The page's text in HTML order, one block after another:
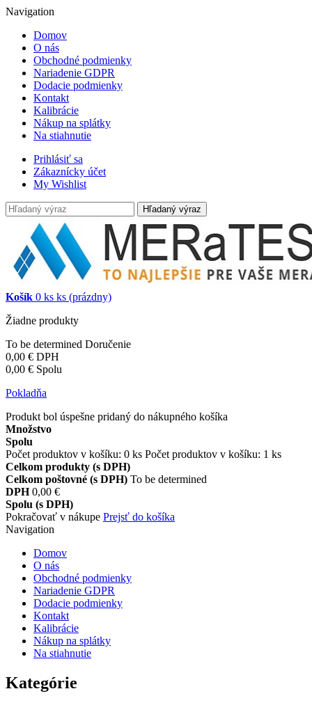
Navigation
Domov
O nás
Obchodné podmienky
Nariadenie GDPR
Dodacie podmienky
Kontakt
Kalibrácie
Nákup na splátky
Na stiahnutie
Prihlásiť sa
Zákaznícky účet
My Wishlist
Hľadaný výraz
Košík 0 ks ks (prázdny)
Žiadne produkty
To be determined Doručenie
0,00 € DPH
0,00 € Spolu
Pokladňa
Produkt bol úspešne pridaný do nákupného košíka
Množstvo
Spolu
Počet produktov v košíku: 0 ks Počet produktov v košíku: 1 ks
Celkom produkty (s DPH)
Celkom poštovné (s DPH) To be determined
DPH 0,00 €
Spolu (s DPH)
Pokračovať v nákupe Prejsť do košíka
Navigation
Domov
O nás
Obchodné podmienky
Nariadenie GDPR
Dodacie podmienky
Kontakt
Kalibrácie
Nákup na splátky
Na stiahnutie
Kategórie